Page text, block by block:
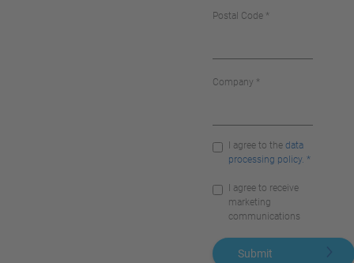
Postal Code *
Company *
I agree to the data
processing policy. *
I agree to receive
marketing
communications
Submit